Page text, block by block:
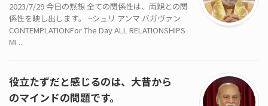
2023/7/29 今日の黙想 全ての関係性は、両親との関
係性を映し出します。 −シュリ アンマ バガヴァン
CONTEMPLATIONFor The Day ALL RELATIONSHIPS
MI ...
役立たずだと感じるのは、大昔から
のマインドの問題です。